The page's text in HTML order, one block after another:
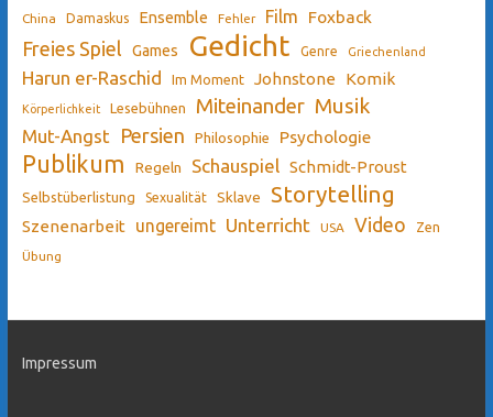
China Damaskus Ensemble Fehler Film Foxback
Freies Spiel Games Gedicht Genre Griechenland
Harun er-Raschid Im Moment Johnstone Komik
Körperlichkeit Lesebühnen Miteinander Musik
Mut-Angst Persien Philosophie Psychologie
Publikum Regeln Schauspiel Schmidt-Proust
Selbstüberlistung Sexualität Sklave Storytelling
Szenenarbeit ungereimt Unterricht USA Video Zen
Übung
Impressum